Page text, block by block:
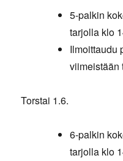
5-palkin
tarjolla klo
Ilmoittaudu
viimeistään
Torstai 1.6.
6-palkin
tarjolla klo